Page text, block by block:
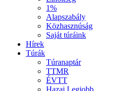
1%
Alapszabály
Közhasznúság
Saját túráink
Hírek
Túrák
Túranaptár
TTMR
ÉVTT
Hazai Legjobb